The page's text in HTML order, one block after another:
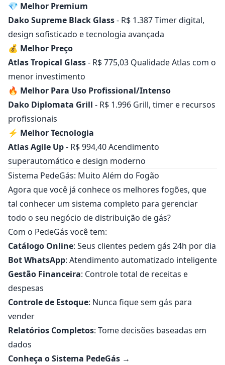
💎 Melhor Premium
Dako Supreme Black Glass- R$ 1.387 Timer digital,
design sofisticado e tecnologia avançada
💰 Melhor Preço
Atlas Tropical Glass- R$ 775,03 Qualidade Atlas com o
menor investimento
🔥 Melhor Para Uso Profissional/Intenso
Dako Diplomata Grill - R$ 1.996 Grill, timer e recursos
profissionais
⚡ Melhor Tecnologia
Atlas Agile Up- R$ 994,40 Acendimento
superautomático e design moderno
Sistema PedeGás: Muito Além do Fogão
Agora que você já conhece os melhores fogões, que
tal conhecer um sistema completo para gerenciar
todo o seu negócio de distribuição de gás?
Com o PedeGás você tem:
Catálogo Online: Seus clientes pedem gás 24h por dia
Bot WhatsApp: Atendimento automatizado inteligente
Gestão Financeira: Controle total de receitas e
despesas
Controle de Estoque: Nunca fique sem gás para
vender
Relatórios Completos: Tome decisões baseadas em
dados
Conheça o Sistema PedeGás →